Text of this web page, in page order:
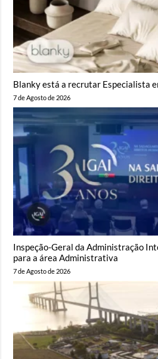
Blanky está a recrutar Especialista
7 de Agosto de 2026
Inspeção-Geral da Administração
para a área Administrativa
7 de Agosto de 2026